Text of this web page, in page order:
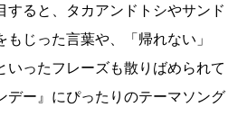
すると、タカアンドトシやサンド
じった言葉や、「帰れない」
いったフレーズも散りばめられて
デー』にぴったりのテーマソング